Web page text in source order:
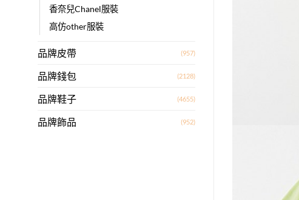
香奈兒Chanel服裝
高仿other服裝
品牌皮帶 (957)
品牌錢包 (2128)
品牌鞋子 (4655)
品牌飾品 (952)